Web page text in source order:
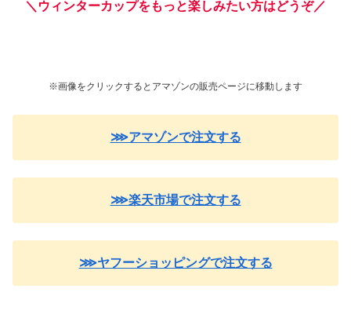
＼ウィンターカップをもっと楽しみたい方はどうぞ／
※画像をクリックするとアマゾンの販売ページに移動します
⋙アマゾンで注文する
⋙楽天市場で注文する
⋙ヤフーショッピングで注文する